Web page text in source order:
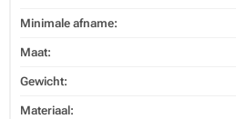
Minimale afname:
Maat:
Gewicht:
Materiaal: